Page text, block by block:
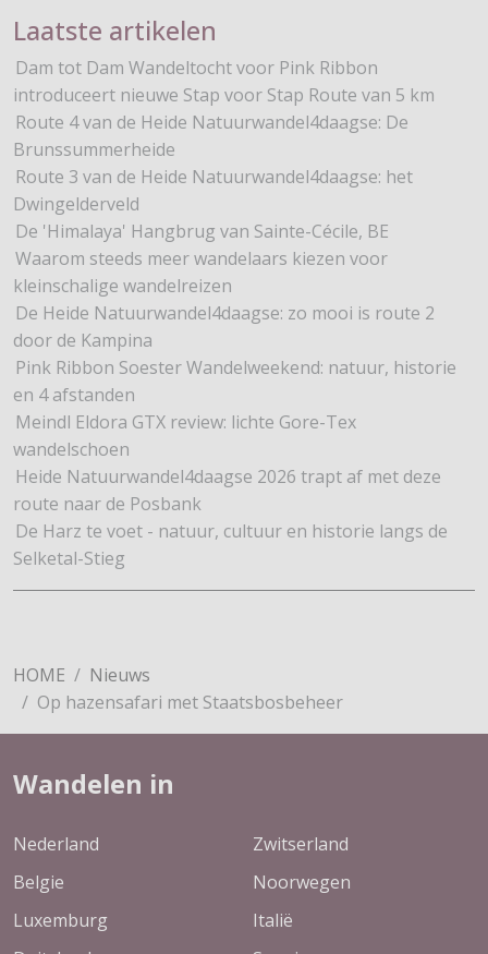
Laatste artikelen
Dam tot Dam Wandeltocht voor Pink Ribbon
introduceert nieuwe Stap voor Stap Route van 5 km
Route 4 van de Heide Natuurwandel4daagse: De
Brunssummerheide
Route 3 van de Heide Natuurwandel4daagse: het
Dwingelderveld
De 'Himalaya' Hangbrug van Sainte-Cécile, BE
Waarom steeds meer wandelaars kiezen voor
kleinschalige wandelreizen
De Heide Natuurwandel4daagse: zo mooi is route 2
door de Kampina
Pink Ribbon Soester Wandelweekend: natuur, historie
en 4 afstanden
Meindl Eldora GTX review: lichte Gore-Tex
wandelschoen
Heide Natuurwandel4daagse 2026 trapt af met deze
route naar de Posbank
De Harz te voet - natuur, cultuur en historie langs de
Selketal-Stieg
HOME
Nieuws
Op hazensafari met Staatsbosbeheer
Wandelen in
Nederland
Belgie
Luxemburg
Zwitserland
Noorwegen
Italië